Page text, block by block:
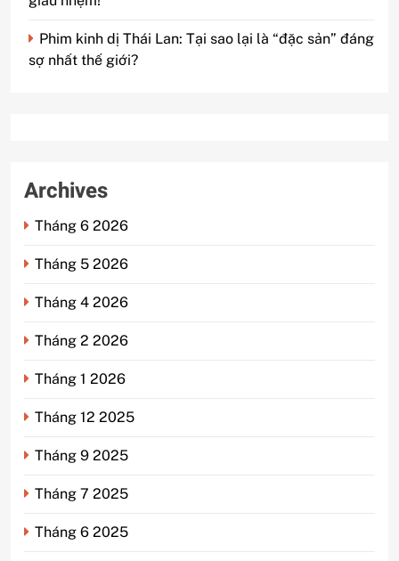
Phim kinh dị Thái Lan: Tại sao lại là “đặc sản” đáng
sợ nhất thế giới?
Archives
Tháng 6 2026
Tháng 5 2026
Tháng 4 2026
Tháng 2 2026
Tháng 1 2026
Tháng 12 2025
Tháng 9 2025
Tháng 7 2025
Tháng 6 2025